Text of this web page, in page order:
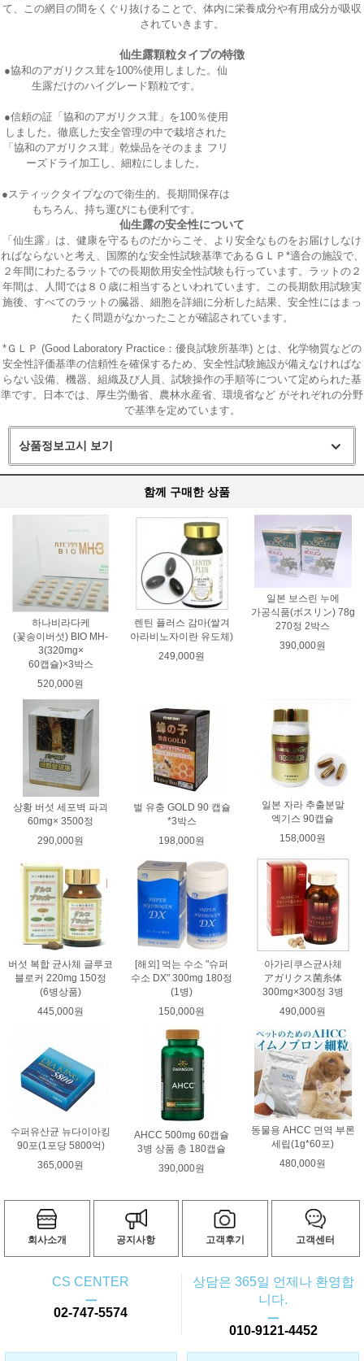
て、この網目の間をくぐり抜けることで、体内に栄養成分や有用成分が吸収
されていきます。
仙生露顆粒タイプの特徴
●協和のアガリクス茸を100%使用しました。仙
生露だけのハイグレード顆粒です。
●信頼の証「協和のアガリクス茸」を100％使用
しました。徹底した安全管理の中で栽培された
「協和のアガリクス茸」乾燥品をそのまま フリ
ーズドライ加工し、細粒にしました。
●スティックタイプなので衛生的。長期間保存は
もちろん、持ち運びにも便利です。
仙生露の安全性について
「仙生露」は、健康を守るものだからこそ、より安全なものをお届けしなけ
ればならないと考え、国際的な安全性試験基準であるＧＬＰ*適合の施設で、
２年間にわたるラットでの長期飲用安全性試験も行っています。ラットの２
年間は、人間では８０歳に相当するといわれています。この長期飲用試験実
施後、すべてのラットの臓器、細胞を詳細に分析した結果、安全性にはまっ
たく問題がなかったことが確認されています。
*ＧＬＰ (Good Laboratory Practice：優良試験所基準) とは、化学物質などの
安全性評価基準の信頼性を確保するため、安全性試験施設が備えなければな
らない設備、機器、組織及び人員、試験操作の手順等について定められた基
準です。日本では、厚生労働省、農林水産省、環境省など がそれぞれの分野
で基準を定めています。
상품정보고시 보기
함께 구매한 상품
하나비라다케
(꽃송이버섯) BIO MH-
3(320mg×
60캡슐)×3박스
520,000원
렌틴 플러스 감마(쌀겨
아라비노자이란 유도체)
249,000원
일본 보스린 누에
가공식품(ボスリン) 78g
270정 2박스
390,000원
상황 버섯 세포벽 파괴
60mg× 3500정
290,000원
벌 유충 GOLD 90 캡슐
*3박스
198,000원
일본 자라 추출분말
엑기스 90캡슐
158,000원
버섯 복합 균사체 글루코
블로커 220mg 150정
(6병상품)
445,000원
[해외] 먹는 수소 "슈퍼
수소 DX" 300mg 180정
(1병)
150,000원
아가리쿠스균사체
アガリクス菌糸体
300mg×300정 3병
490,000원
수퍼유산균 뉴다이아킹
90포(1포당 5800억)
365,000원
AHCC 500mg 60캡슐
3병 상품 총 180캡슐
390,000원
동물용 AHCC 면역 부론
세립(1g*60포)
480,000원
회사소개 공지사항 고객후기 고객센터
CS CENTER
ㅡ
02-747-5574
상담은 365일 언제나 환영합
니다.
ㅡ
010-9121-4452